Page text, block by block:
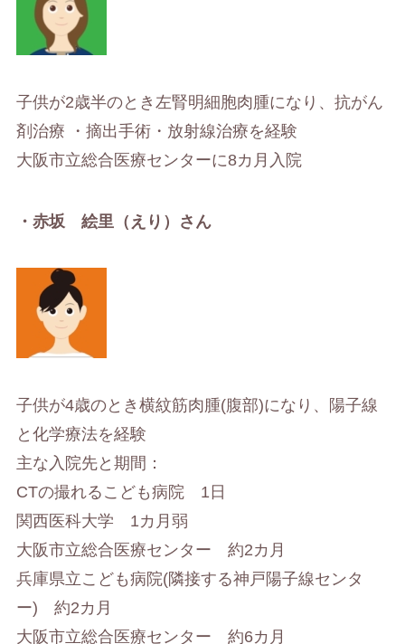
子供が2歳半のとき左腎明細胞肉腫になり、抗がん
剤治療 ・摘出手術・放射線治療を経験
大阪市立総合医療センターに8カ月入院
・赤坂 絵里（えり）さん
子供が4歳のとき横紋筋肉腫(腹部)になり、陽子線
と化学療法を経験
主な入院先と期間：
CTの撮れるこども病院 1日
関西医科大学 1カ月弱
大阪市立総合医療センター 約2カ月
兵庫県立こども病院(隣接する神戸陽子線センタ
ー) 約2カ月
大阪市立総合医療センター 約6カ月